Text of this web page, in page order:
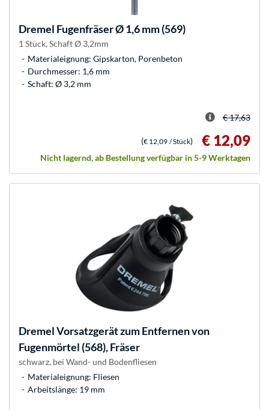
Dremel Fugenfräser Ø 1,6 mm (569)
1 Stück, Schaft Ø 3,2mm
Materialeignung: Gipskarton, Porenbeton
Durchmesser: 1,6 mm
Schaft: Ø 3,2 mm
€ 17,63
(€ 12,09 / Stück) € 12,09
Nicht lagernd, ab Bestellung verfügbar in 5-9 Werktagen
DremelVorsatzgerät zum Entfernen von
Fugenmörtel (568), Fräser
schwarz, bei Wand- und Bodenfliesen
Materialeignung: Fliesen
Arbeitslänge: 19 mm